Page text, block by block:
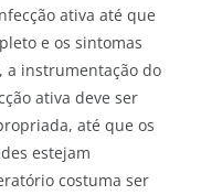
ativa até que
e os sintomas
a instrumentação do
ativa deve ser
até que os
estejam
costuma ser